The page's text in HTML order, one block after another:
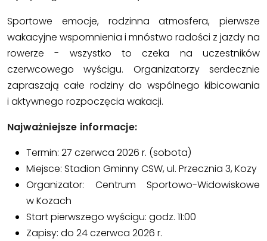
Sportowe emocje, rodzinna atmosfera, pierwsze
wakacyjne wspomnienia i mnóstwo radości z jazdy na
rowerze - wszystko to czeka na uczestników
czerwcowego wyścigu. Organizatorzy serdecznie
zapraszają całe rodziny do wspólnego kibicowania
i aktywnego rozpoczęcia wakacji.
Najważniejsze informacje:
Termin: 27 czerwca 2026 r. (sobota)
Miejsce: Stadion Gminny CSW, ul. Przecznia 3, Kozy
Organizator: Centrum Sportowo-Widowiskowe
w Kozach
Start pierwszego wyścigu: godz. 11:00
Zapisy: do 24 czerwca 2026 r.